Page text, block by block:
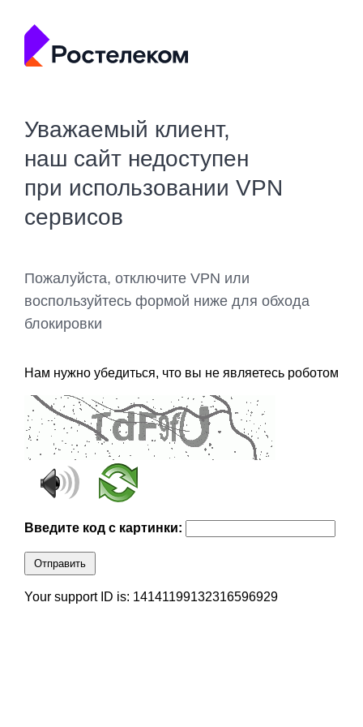
Уважаемый клиент,
наш сайт недоступен
при использовании VPN
сервисов
Пожалуйста, отключите VPN или
воспользуйтесь формой ниже для обхода
блокировки
Нам нужно убедиться, что вы не являетесь роботом
Введите код с картинки:
Отправить
Your support ID is: 14141199132316596929